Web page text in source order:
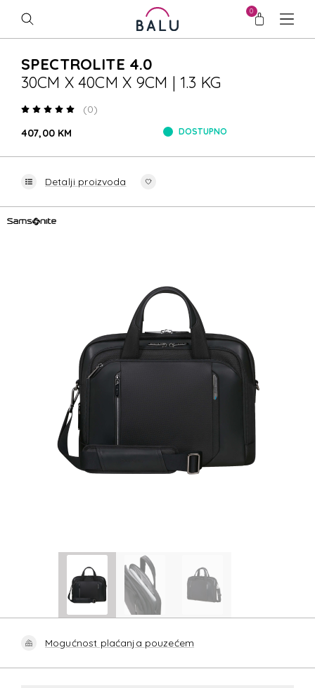
0
SPECTROLITE 4.0
30CM X 40CM X 9CM | 1.3 KG
(0)
407,00 KM
DOSTUPNO
Detalji proizvoda
Mogućnost plaćanja pouzećem